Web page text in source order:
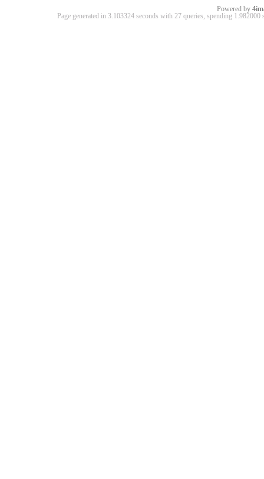
Powered by
Page generated in 3.103324 seconds with 27 queries, spending